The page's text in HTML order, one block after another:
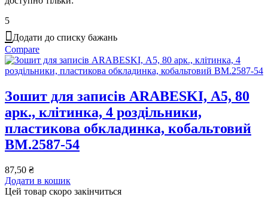
5
Додати до списку бажань
Compare
Зошит для записів ARABESKI, А5, 80
арк., клітинка, 4 роздільники,
пластикова обкладинка, кобальтовий
BM.2587-54
87,50 ₴
Додати в кошик
Цей товар скоро закінчиться